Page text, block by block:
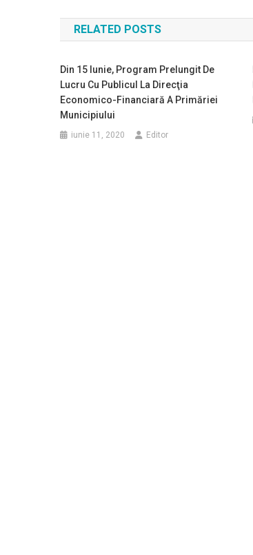
în
articole
RELATED POSTS
Din 15 Iunie, Program Prelungit De
Lucru Cu Publicul La Direcţia
Economico-Financiară A Primăriei
Municipiului
iunie 11, 2020 Editor